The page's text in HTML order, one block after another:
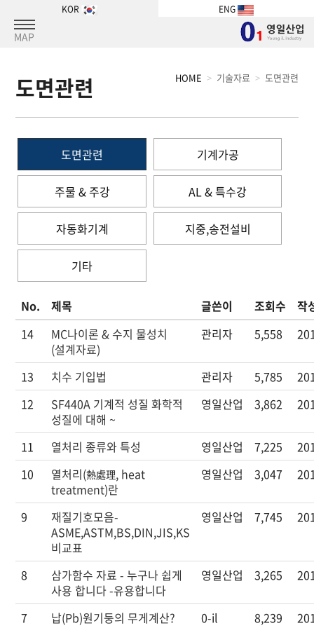
MAP
KOR ENG
도면관련 HOME 기술자료 도면관련
도면관련 기계가공
주물 & 주강 AL & 특수강
자동화기계 지중,송전설비
기타
No. 제목 글쓴이 조회수
작
14
MC나이론 & 수지 물성치
(설계자료)
관리자 5,558
13 치수 기입법 관리자 5,785
12
SF440A 기계적 성질 화학적
성질에 대해 ~
영일산업 3,862
11 열처리 종류와 특성 영일산업 7,225
10
열처리(熱處理, heat
treatment)란
영일산업 3,047
9
재질기호모음-
ASME,ASTM,BS,DIN,JIS,KS
비교표
영일산업 7,745
8
삼가함수 자료 - 누구나 쉽게
사용 합니다 -유용합니다
영일산업 3,265
7 납(Pb)원기둥의 무게계산? 0-il 8,239